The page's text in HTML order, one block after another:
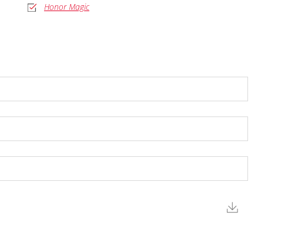
Honor Magic